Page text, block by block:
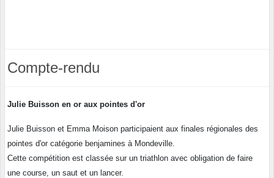
Compte-rendu
Julie Buisson en or aux pointes d'or
Julie Buisson et Emma Moison participaient aux finales régionales des
pointes d'or catégorie benjamines à Mondeville.
Cette compétition est classée sur un triathlon avec obligation de faire
une course, un saut et un lancer.